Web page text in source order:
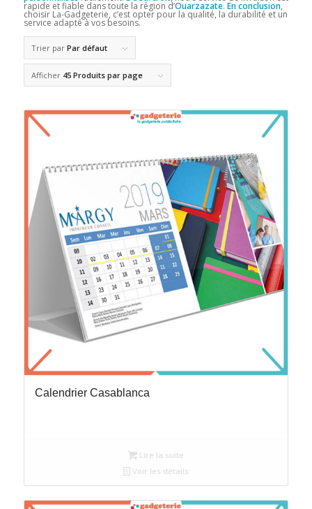
rapide et fiable dans toute la région d’Ouarzazate. En conclusion,
choisir La-Gadgeterie, c’est opter pour la qualité, la durabilité et un
service adapté à vos besoins.
Trier par Par défaut
Afficher 45 Produits par page
Calendrier Casablanca
Lire la suite
Voir les détails